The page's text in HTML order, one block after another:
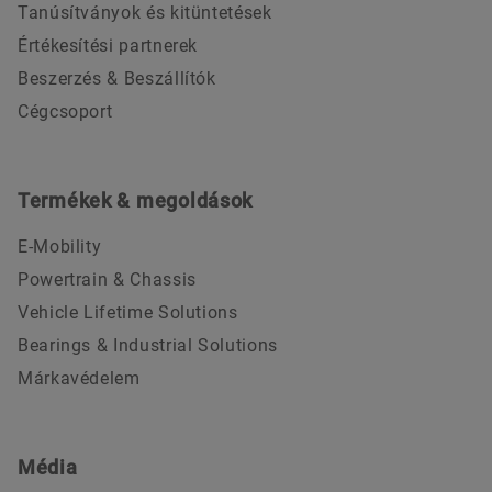
Tanúsítványok és kitüntetések
Értékesítési partnerek
Beszerzés & Beszállítók
Cégcsoport
Termékek & megoldások
E-Mobility
Powertrain & Chassis
Vehicle Lifetime Solutions
Bearings & Industrial Solutions
Márkavédelem
Média